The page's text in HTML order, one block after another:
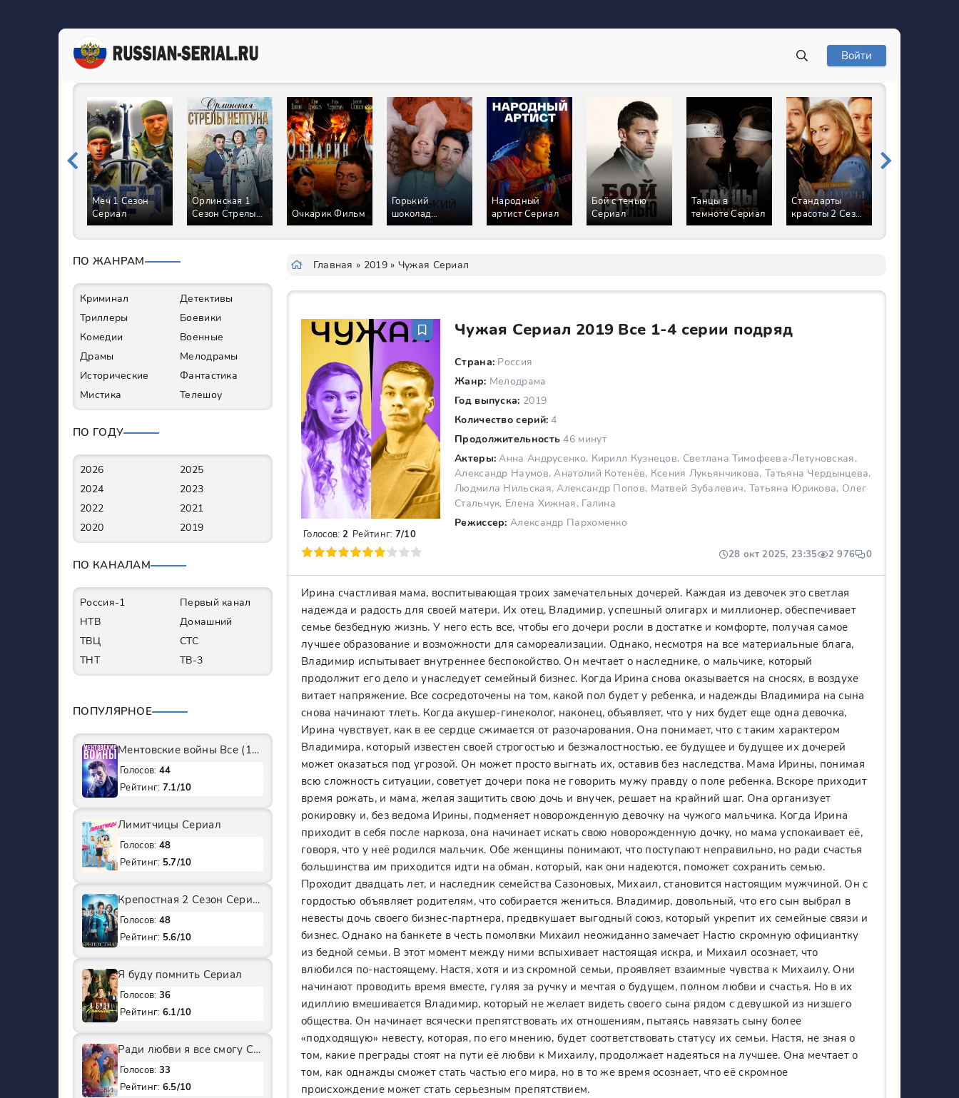
Войти
Меч 1 Сезон
Сериал
Орлинская 1
Сезон Стрелы
Нептуна
Сериал
Очкарик Фильм
Горький
шоколад
Сериал
Народный
артист Сериал
Бой с тенью
Сериал
Танцы в
темноте Сериал
Стандарты
красоты 2 Сезон
Новая любовь
Сериал
Главная » 2019» Чужая Сериал
Чужая Сериал 2019 Все 1-4 серии подряд
Страна: Россия
Жанр: Мелодрама
Год выпуска: 2019
Количество серий: 4
Продолжительность 46 минут
Актеры: Анна Андрусенко, Кирилл Кузнецов, Светлана Тимофеева-Летуновская,
Александр Наумов, Анатолий Котенёв, Ксения Лукьянчикова, Татьяна Чердынцева,
Людмила Нильская, Александр Попов, Матвей Зубалевич, Татьяна Юрикова, Олег
Стальчук, Елена Хижная, Галина
Режиссер: Александр Пархоменко
28 окт 2025, 23:35 2 976 0
Голосов: 2 Рейтинг: 7/10
7 8 9 10
Ирина счастливая мама, воспитывающая троих замечательных дочерей. Каждая из девочек это светлая
надежда и радость для своей матери. Их отец, Владимир, успешный олигарх и миллионер, обеспечивает
семье безбедную жизнь. У него есть все, чтобы его дочери росли в достатке и комфорте, получая самое
лучшее образование и возможности для самореализации. Однако, несмотря на все материальные блага,
Владимир испытывает внутреннее беспокойство. Он мечтает о наследнике, о мальчике, который
продолжит его дело и унаследует семейный бизнес. Когда Ирина снова оказывается на сносях, в воздухе
витает напряжение. Все сосредоточены на том, какой пол будет у ребенка, и надежды Владимира на сына
снова начинают тлеть. Когда акушер-гинеколог, наконец, объявляет, что у них будет еще одна девочка,
Ирина чувствует, как в ее сердце сжимается от разочарования. Она понимает, что с таким характером
Владимира, который известен своей строгостью и безжалостностью, ее будущее и будущее их дочерей
может оказаться под угрозой. Он может просто выгнать их, оставив без наследства. Мама Ирины, понимая
всю сложность ситуации, советует дочери пока не говорить мужу правду о поле ребенка. Вскоре приходит
время рожать, и мама, желая защитить свою дочь и внучек, решает на крайний шаг. Она организует
рокировку и, без ведома Ирины, подменяет новорожденную девочку на чужого мальчика. Когда Ирина
приходит в себя после наркоза, она начинает искать свою новорожденную дочку, но мама успокаивает её,
говоря, что у неё родился мальчик. Обе женщины понимают, что поступают неправильно, но ради счастья
большинства им приходится идти на обман, который, как они надеются, поможет сохранить семью.
Проходит двадцать лет, и наследник семейства Сазоновых, Михаил, становится настоящим мужчиной. Он с
гордостью объявляет родителям, что собирается жениться. Владимир, довольный, что его сын выбрал в
невесты дочь своего бизнес-партнера, предвкушает выгодный союз, который укрепит их семейные связи и
бизнес. Однако на банкете в честь помолвки Михаил неожиданно замечает Настю скромную официантку
из бедной семьи. В этот момент между ними вспыхивает настоящая искра, и Михаил осознает, что
влюбился по-настоящему. Настя, хотя и из скромной семьи, проявляет взаимные чувства к Михаилу. Они
начинают проводить время вместе, гуляя за ручку и мечтая о будущем, полном любви и счастья. Но в их
идиллию вмешивается Владимир, который не желает видеть своего сына рядом с девушкой из низшего
общества. Он начинает всячески препятствовать их отношениям, пытаясь навязать сыну более
«подходящую» невесту, которая, по его мнению, будет соответствовать статусу их семьи. Настя, не зная о
том, какие преграды стоят на пути её любви к Михаилу, продолжает надеяться на лучшее. Она мечтает о
том, как однажды сможет стать частью его мира, но в то же время осознает, что её скромное
происхождение может стать серьезным препятствием.
ПО ЖАНРАМ
Криминал
Детективы
Триллеры
Боевики
Комедии
Военные
Драмы
Мелодрамы
Исторические
Фантастика
Мистика
Телешоу
ПО ГОДУ
2026
2025
2024
2023
2022
2021
2020
2019
ПО КАНАЛАМ
Россия-1
Первый канал
НТВ
Домашний
ТВЦ
СТС
ТНТ
ТВ-3
ПОПУЛЯРНОЕ
Ментовские войны Все (1-11 Сезоны) подряд Сериал
Голосов: 44
Рейтинг: 7.1/10
Лимитчицы Сериал
Голосов: 48
Рейтинг: 5.7/10
Крепостная 2 Сезон Сериал
Голосов: 48
Рейтинг: 5.6/10
Я буду помнить Сериал
Голосов: 36
Рейтинг: 6.1/10
Ради любви я все смогу Сериал
Голосов: 33
Рейтинг: 6.5/10